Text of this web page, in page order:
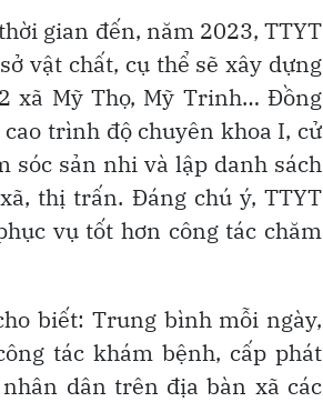
gian đến, năm 2023, TTYT
vật chất, cụ thể sẽ xây dựng
xã Mỹ Thọ, Mỹ Trinh… Đồng
trình độ chuyên khoa I, cử
sóc sản nhi và lập danh sách
thị trấn. Đáng chú ý, TTYT
vụ tốt hơn công tác chăm
biết: Trung bình mỗi ngày,
tác khám bệnh, cấp phát
dân trên địa bàn xã các